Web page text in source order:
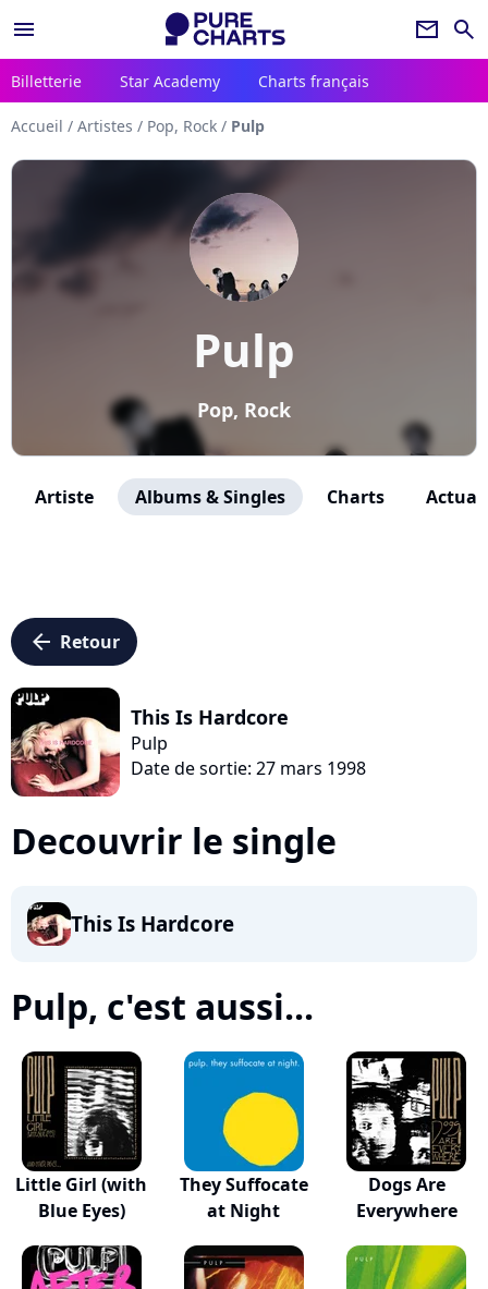
menu newsletter search
Billetterie Star Academy Charts français
Accueil / Artistes / Pop, Rock / Pulp
Pulp
Pop, Rock
Artiste Albums & Singles Charts
arrow_left Retour
This Is Hardcore
Pulp
Date de sortie: 27 mars 1998
Decouvrir le single
This Is Hardcore
Pulp, c'est aussi...
Little Girl (with
Blue Eyes)
They Suffocate
at Night
Dogs Are
Everywhere